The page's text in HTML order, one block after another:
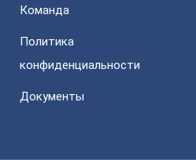
Команда
Политика
конфиденциальности
Документы